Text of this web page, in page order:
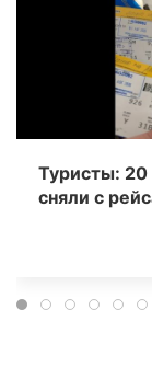
Туристы: 20
сняли с